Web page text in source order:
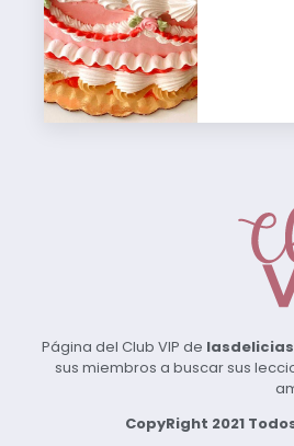
Página del Club VIP de
sus miembros a buscar sus
CopyRight 2021